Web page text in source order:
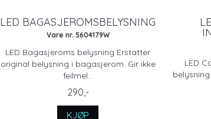
LED BAGASJEROMSBELYSNING
Vare nr. 5604179W
LED Bagasjeroms belysning Erstatter
original belysning i bagasjerom. Gir ikke
feilmel...
290,-
KJØP
LED